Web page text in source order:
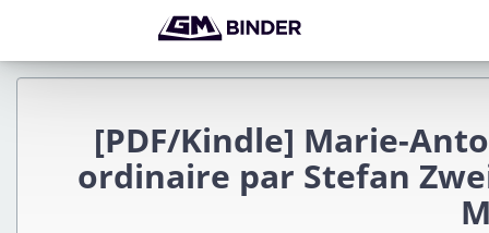
[PDF/Kindle] Marie-
ordinaire par Stefan